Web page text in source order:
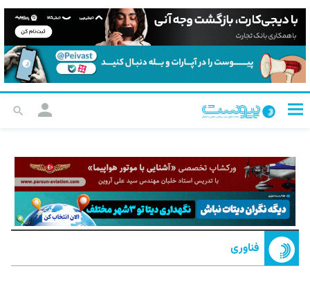
فناوری